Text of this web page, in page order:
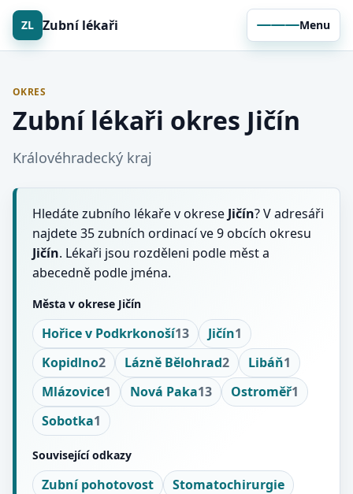
ZL Zubní lékaři Menu
OKRES
Zubní lékaři okres Jičín
Královéhradecký kraj
Hledáte zubního lékaře v okrese Jičín? V adresáři
najdete 35 zubních ordinací ve 9 obcích okresu
Jičín. Lékaři jsou rozděleni podle měst a
abecedně podle jména.
Města v okrese Jičín
Hořice v Podkrkonoší13 Jičín1
Kopidlno2 Lázně Bělohrad2 Libáň1
Mlázovice1 Nová Paka13 Ostroměř1
Sobotka1
Související odkazy
Zubní pohotovost
Stomatochirurgie